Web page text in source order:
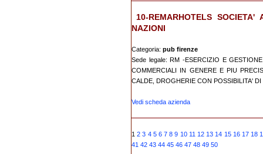
10-REMARHOTELS
NAZIONI
Categoria: pub firenze
Sede legale: RM -ESERCIZIO E
COMMERCIALI IN GENERE E PIU
CALDE, DROGHERIE CON POSSIBILITA'
Vedi scheda azienda
12 3 4 5 6 7 8 9 10 11 12 13 14 15 16 17 18
41 42 43 44 45 46 47 48 49 50